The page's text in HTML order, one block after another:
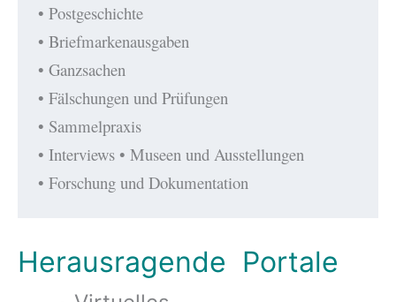
• Postgeschichte
• Briefmarkenausgaben
• Ganzsachen
• Fälschungen und Prüfungen
• Sammelpraxis
• Interviews • Museen und Ausstellungen
• Forschung und Dokumentation
Herausragende Portale